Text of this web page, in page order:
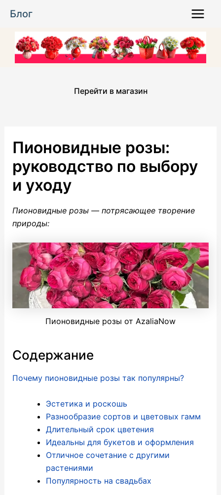
Блог
Menu
Перейти в магазин
Пионовидные розы:
руководство по выбору
и уходу
Пионовидные розы — потрясающее творение
природы:
Пионовидные розы от AzaliaNow
Содержание
Почему пионовидные розы так популярны?
Эстетика и роскошь
Разнообразие сортов и цветовых гамм
Длительный срок цветения
Идеальны для букетов и оформления
Отличное сочетание с другими
растениями
Популярность на cвадьбах